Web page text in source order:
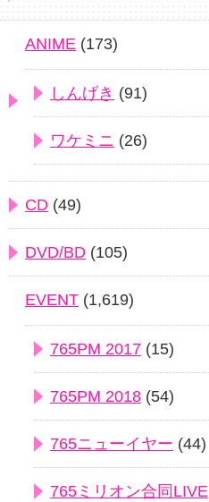
ANIME (173)
しんげき (91)
ワケミニ (26)
CD (49)
DVD/BD (105)
EVENT (1,619)
765PM 2017 (15)
765PM 2018 (54)
765ニューイヤー (44)
765ミリオン合同LIVE